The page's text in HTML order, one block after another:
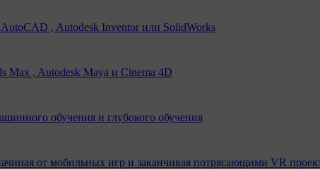
, Autodesk Inventor или SolidWorks
Max , Autodesk Maya и Cinema 4D
обучения и глубокого обучения
от мобильных игр и заканчивая потрясающими VR